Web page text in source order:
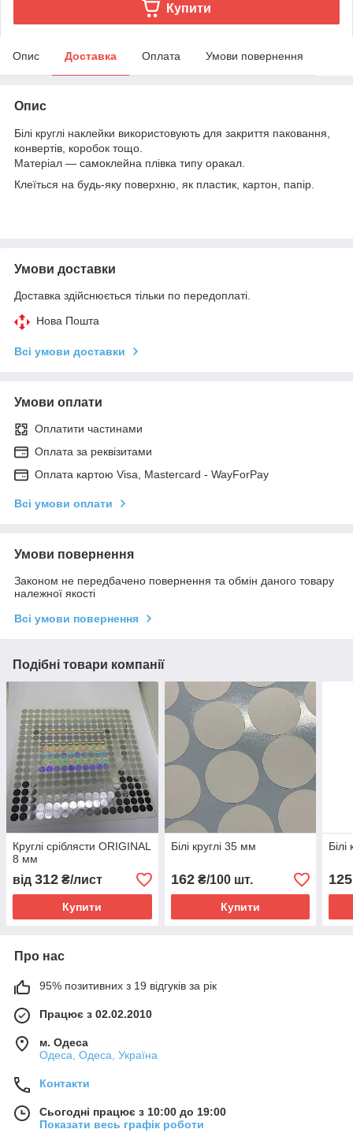
Купити
Опис Доставка Оплата Умови повернення
Опис
Білі круглі наклейки використовують для закриття паковання,
конвертів, коробок тощо.
Матеріал — самоклейна плівка типу оракал.
Клеїться на будь-яку поверхню, як пластик, картон, папір.
Умови доставки
Доставка здійснюється тільки по передоплаті.
Нова Пошта
Всі умови доставки
Умови оплати
Оплатити частинами
Оплата за реквізитами
Оплата картою Visa, Mastercard - WayForPay
Всі умови оплати
Умови повернення
Законом не передбачено повернення та обмін даного товару
належної якості
Всі умови повернення
Подібні товари компанії
Круглі сріблясти ORIGINAL
8 мм
від 312 ₴/лист
Купити
Білі круглі 35 мм
162₴/100 шт.
Купити
125
Про нас
95% позитивних з 19 відгуків за рік
Працює з 02.02.2010
м. Одеса
Одеса, Одеса, Україна
Контакти
Сьогодні працює з 10:00 до 19:00
Показати весь графік роботи